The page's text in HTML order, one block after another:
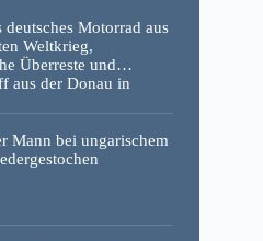
deutsches Motorrad aus
Weltkrieg,
Überreste und
aus der Donau in
Mann bei ungarischem